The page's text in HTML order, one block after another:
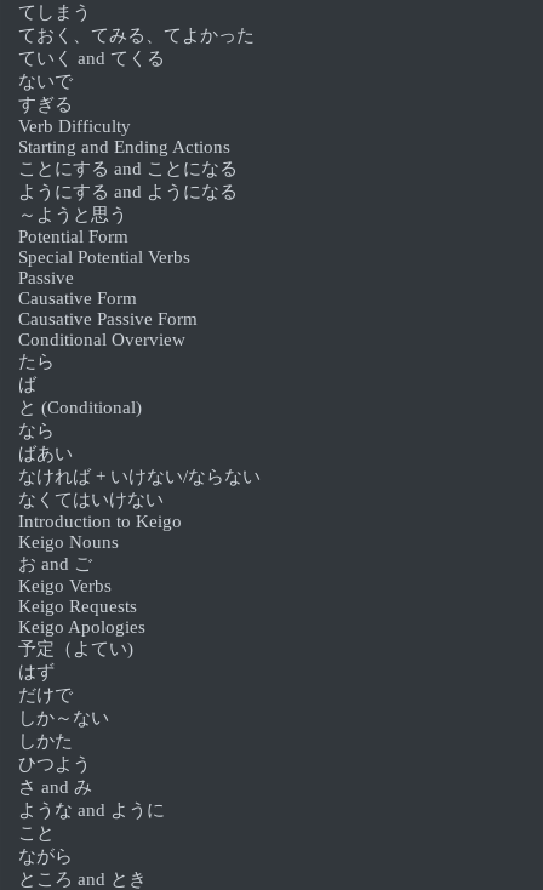
てしまう
ておく、てみる、てよかった
ていく and てくる
ないで
すぎる
Verb Difficulty
Starting and Ending Actions
ことにする and ことになる
ようにする and ようになる
～ようと思う
Potential Form
Special Potential Verbs
Passive
Causative Form
Causative Passive Form
Conditional Overview
たら
ば
と (Conditional)
なら
ばあい
なければ + いけない/ならない
なくてはいけない
Introduction to Keigo
Keigo Nouns
お and ご
Keigo Verbs
Keigo Requests
Keigo Apologies
予定（よてい)
はず
だけで
しか～ない
しかた
ひつよう
さ and み
ような and ように
こと
ながら
ところ and とき